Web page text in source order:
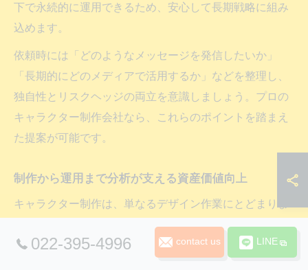
下で永続的に運用できるため、安心して長期戦略に組み
込めます。
依頼時には「どのようなメッセージを発信したいか」
「長期的にどのメディアで活用するか」などを整理し、
独自性とリスクヘッジの両立を意識しましょう。プロの
キャラクター制作会社なら、これらのポイントを踏まえ
た提案が可能です。
制作から運用まで分析が支える資産価値向上
キャラクター制作は、単なるデザイン作業にとどまりま
せん。設計段階から運用・分析・改善までを一貫して管
理することで、キャラクターの資産価値は着実に向上し
022-395-4996 contact us LINE